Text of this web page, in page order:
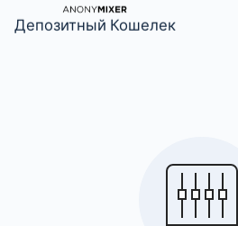
Депозитный Кошелек